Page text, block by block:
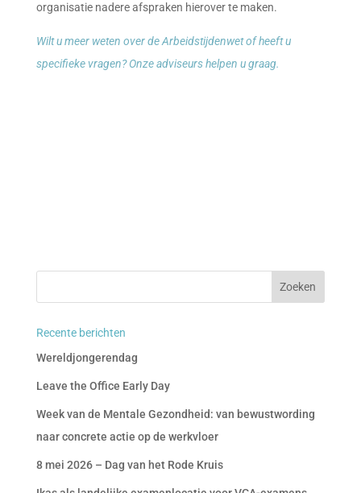
organisatie nadere afspraken hierover te maken.
Wilt u meer weten over de Arbeidstijdenwet of heeft u
specifieke vragen? Onze adviseurs helpen u graag.
Recente berichten
Wereldjongerendag
Leave the Office Early Day
Week van de Mentale Gezondheid: van bewustwording
naar concrete actie op de werkvloer
8 mei 2026 – Dag van het Rode Kruis